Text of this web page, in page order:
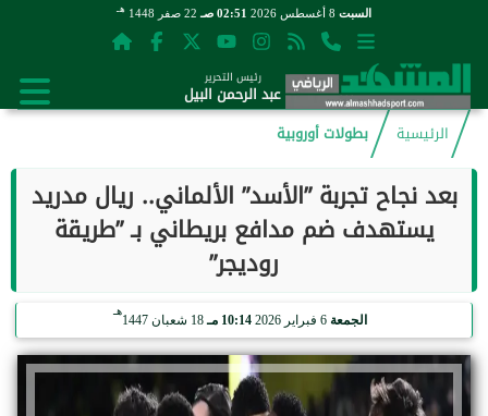
السبت 02:51 صـ 22 صفر 1448 هـ
رئيس التحرير
عبد الرحمن البيل
الرئيسية
بطولات أوروبية
بعد نجاح تجربة ”الأسد” الألماني.. ريال مدريد
يستهدف ضم مدافع بريطاني بـ ”طريقة
روديجر”
الجمعة 6 فبراير 2026 10:14 مـ 18 شعبان 1447
هـ